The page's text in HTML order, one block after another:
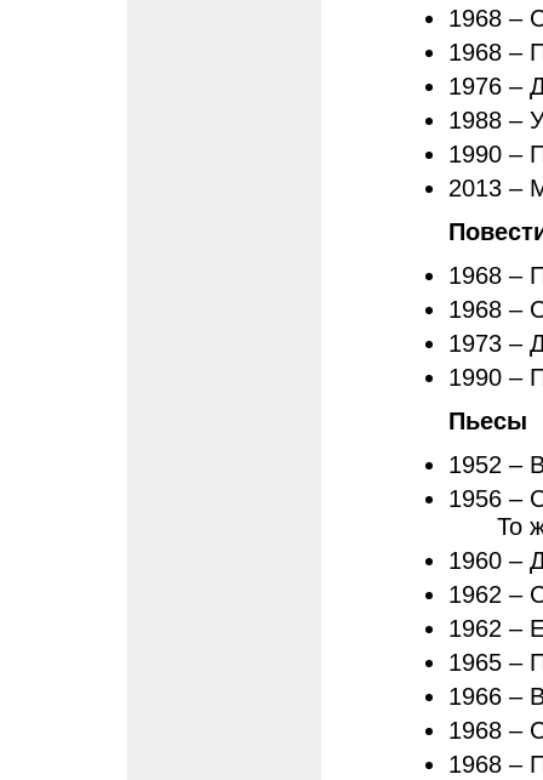
1968 –
1968 –
1976 –
1988 –
1990 –
2013 –
1968 –
1968 –
1973 –
1990 –
Пьесы
1952 –
1956 –
То
1960 –
1962 –
1962 –
1965 –
1966 –
1968 –
1968 –